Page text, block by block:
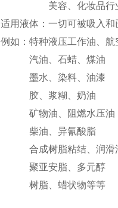
美容、化妆品行
适用液体：一切可被吸入
例如：特种液压工作油
汽油、石蜡、煤油
墨水、染料、油
胶、浆糊、奶油
矿物油、阻燃水压油
柴油、异氰酸脂
合成树脂粘结、润
聚亚安脂、多元醇
树脂、蜡状物等等